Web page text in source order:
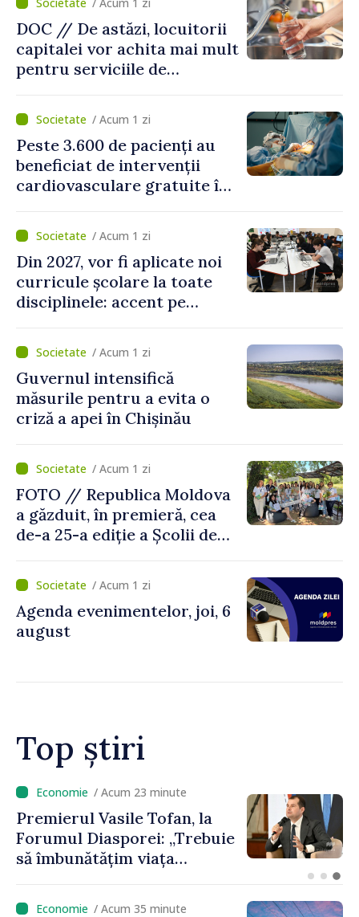
DOC // De astăzi, locuitorii
capitalei vor achita mai mult
pentru serviciile de
canalizare
/ Acum 1 zi
Peste 3.600 de pacienți au
beneficiat de intervenții
cardiovasculare gratuite în
/ Acum 1 zi
Din 2027, vor fi aplicate noi
curricule școlare la toate
disciplinele: accent pe
și folosirea cunoștințelor în
situații reale/ Acum 1 zi
Guvernul intensifică
măsurile pentru a evita o
criză a apei în Chișinău
/ Acum 1 zi
FOTO // Republica Moldova
a găzduit, în premieră, cea
de-a 25-a ediție a Școlii de
/ Acum 1 zi
Agenda evenimentelor, joi, 6
august
Top știri
/ Acum 6 minute
Un specialist din diaspora își
propune să revină în
Republica Moldova pentru a
registrului naval național
/ Acum 35 minute